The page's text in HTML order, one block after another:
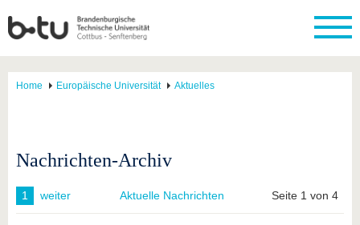
Home Europäische Universität Aktuelles
Nachrichten-Archiv
1 weiter Aktuelle Nachrichten Seite 1 von 4